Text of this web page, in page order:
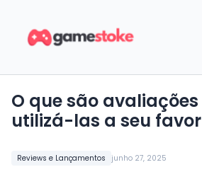
Reviews e Lançamentos junho 27, 2025
O que são avaliações e como
utilizá-las a seu favor